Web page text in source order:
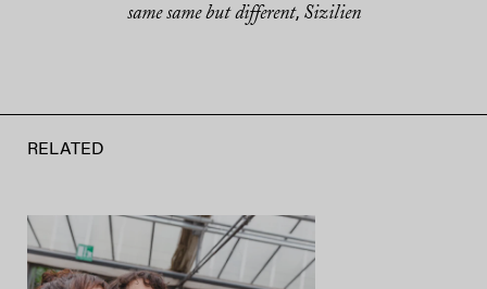
same same but different, Sizilien
RELATED